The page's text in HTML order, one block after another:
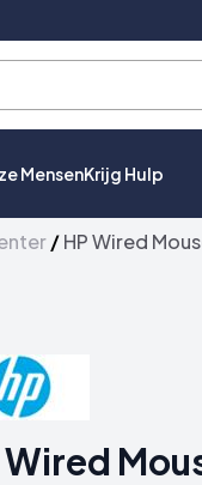
MensenKrijg Hulp
/HP Wired
Wired